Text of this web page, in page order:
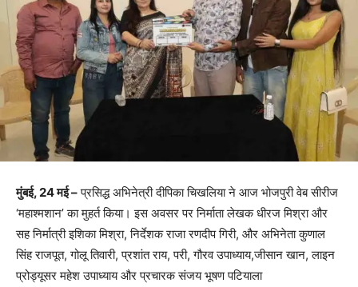
मुंबई, 24 मई –प्रसिद्ध अभिनेत्री दीपिका चिखलिया ने आज भोजपुरी वेब सीरीज
‘महाश्मशान’ का मुहर्त किया। इस अवसर पर निर्माता लेखक धीरज मिश्रा और
सह निर्मात्री इशिका मिश्रा, निर्देशक राजा रणदीप गिरी, और अभिनेता कुणाल
सिंह राजपूत, गोलू तिवारी, प्रशांत राय, परी, गौरव उपाध्याय,जीसान खान, लाइन
प्रोड्यूसर महेश उपाध्याय और प्रचारक संजय भूषण पटियाला